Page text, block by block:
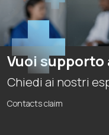
Vuoi
Chiedi ai nostri
Contacts claim